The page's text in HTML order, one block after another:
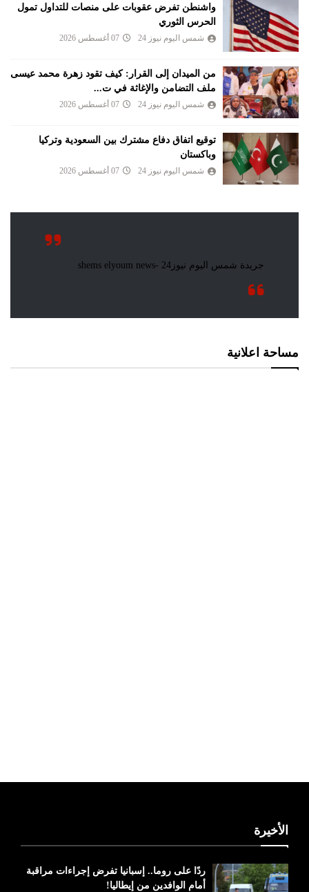
واشنطن تفرض عقوبات على منصات للتداول تمول
الحرس الثوري
شمس اليوم نيوز 24 07 أغسطس 2026
من الميدان إلى القرار: كيف تقود زهرة محمد عيسى
ملف التضامن والإغاثة في ت...
شمس اليوم نيوز 24 07 أغسطس 2026
توقيع اتفاق دفاع مشترك بين السعودية وتركيا
وباكستان
شمس اليوم نيوز 24 07 أغسطس 2026
مساحة اعلانية
الأخيرة
ردًا على روما.. إسبانيا تفرض إجراءات مراقبة
أمام الوافدين من إيطاليا!